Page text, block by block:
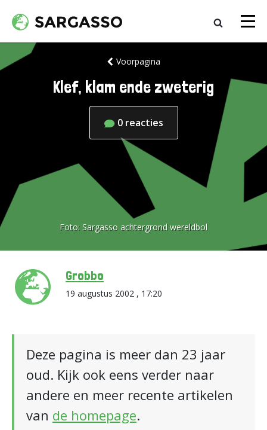
Voorpagina
Klef, klam ende zweterig
0 reacties
Foto: Sargasso achtergrond wereldbol
Grobbo
19 augustus 2002 , 17:20
Deze pagina is meer dan 23 jaar
oud. Kijk ook eens verder naar
andere en meer recente artikelen
van de homepage.